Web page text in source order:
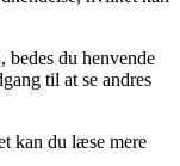
bedes du henvende
til at se andres
kan du læse mere